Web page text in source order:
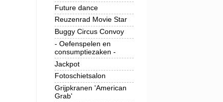
Future dance
Reuzenrad Movie Star
Buggy Circus Convoy
- Oefenspelen en
consumptiezaken -
Jackpot
Fotoschietsalon
Grijpkranen 'American
Grab'